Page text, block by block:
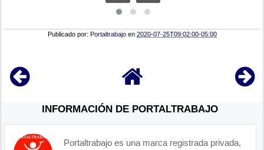
Publicado por:Portaltrabajo en2020-07-25T09:02:00-05:00
INFORMACIÓN DE PORTALTRABAJO
Portaltrabajo es una marca registrada privada,